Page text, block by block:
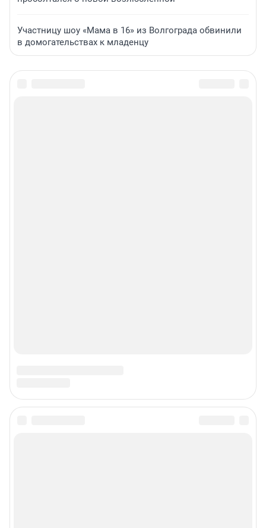
Участницу шоу «Мама в 16» из Волгограда обвинили
в домогательствах к младенцу